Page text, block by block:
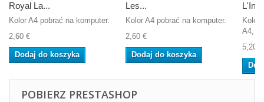
Royal La...
Kolor A4 pobrać na komputer.
2,60 €
Dodaj do koszyka
Les...
Kolor A4 pobrać na komputer.
2,60 €
Dodaj do koszyka
A4,
5,20 €
POBIERZ PRESTASHOP